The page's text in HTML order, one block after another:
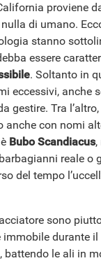
proviene
di umano.
stanno
essere
. Soltanto in
eccessivi, anche
gestire. Tra
anche con nomi
Bubo Scandiacus,
reale o
del tempo
sono
durante
battendo le ali in